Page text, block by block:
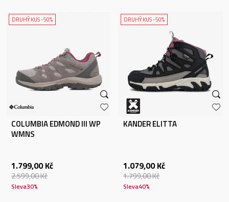
DRUHÝ KUS -50%
COLUMBIA EDMOND III WP
WMNS
1.799,00 Kč
2.599,00Kč
Sleva30%
DRUHÝ KUS -50%
KANDER ELITTA
1.079,00 Kč
1.799,00Kč
Sleva40%